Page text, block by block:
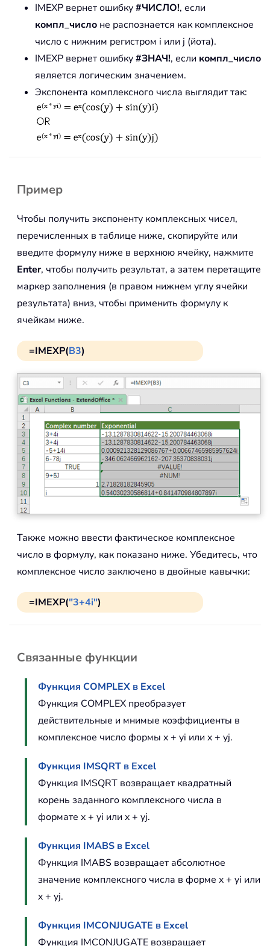
IMEXP вернет ошибку#ЧИСЛО!, если
компл_число не распознается как комплексное
число с нижним регистром i или j (йота).
IMEXP вернет ошибку#ЗНАЧ!, если компл_число
является логическим значением.
Экспонента комплексного числа выглядит так:
Пример
Чтобы получить экспоненту комплексных чисел,
перечисленных в таблице ниже, скопируйте или
введите формулу ниже в верхнюю ячейку, нажмите
Enter, чтобы получить результат, а затем перетащите
маркер заполнения (в правом нижнем углу ячейки
результата) вниз, чтобы применить формулу к
ячейкам ниже.
=IMEXP(B3)
Также можно ввести фактическое комплексное
число в формулу, как показано ниже. Убедитесь, что
комплексное число заключено в двойные кавычки:
=IMEXP("3+4i")
Связанные функции
Функция COMPLEX в Excel
Функция COMPLEX преобразует
действительные и мнимые коэффициенты в
комплексное число формы x + yi или x + yj.
Функция IMSQRT в Excel
Функция IMSQRT возвращает квадратный
корень заданного комплексного числа в
формате x + yi или x + yj.
Функция IMABS в Excel
Функция IMABS возвращает абсолютное
значение комплексного числа в форме x + yi или
x + yj.
Функция IMCONJUGATE в Excel
Функция IMCONJUGATE возвращает